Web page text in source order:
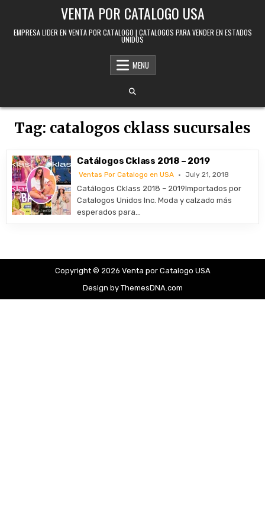
VENTA POR CATALOGO USA
EMPRESA LIDER EN VENTA POR CATALOGO | CATALOGOS PARA VENDER EN ESTADOS
UNIDOS
MENU
Tag: catalogos cklass sucursales
Catálogos Cklass 2018 – 2019
Ventas Por Catalogo en USA July 21, 2018
Catálogos Cklass 2018 – 2019Importados por
Catalogos Unidos Inc. Moda y calzado más
esperados para…
Copyright © 2026 Venta por Catalogo USA
Design by ThemesDNA.com